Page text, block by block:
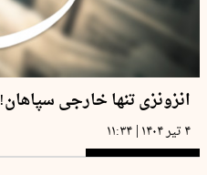
انزونزی تنها خارجی سپاهان!
۴ تیر ۱۴۰۴ | ۱۱:۳۴